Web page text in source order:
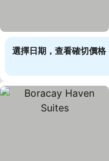
選擇日期，查看確切價格